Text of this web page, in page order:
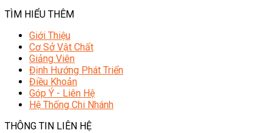
TÌM HIỂU THÊM
Giới Thiệu
Cơ Sở Vật Chất
Giảng Viên
Định Hướng Phát Triển
Điều Khoản
Góp Ý - Liên Hệ
Hệ Thống Chi Nhánh
THÔNG TIN LIÊN HỆ